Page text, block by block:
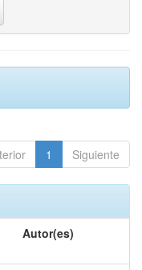
1 Siguiente
Autor(es)